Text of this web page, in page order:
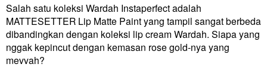
Salah satu koleksi Wardah Instaperfect adalah
MATTESETTER Lip Matte Paint yang tampil sangat berbeda
dibandingkan dengan koleksi lip cream Wardah. Siapa yang
nggak kepincut dengan kemasan rose gold-nya yang
mevvah?